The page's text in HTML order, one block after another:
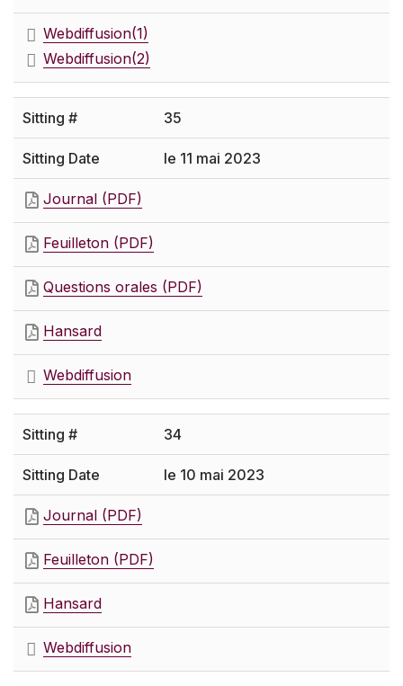
Webdiffusion(1)
Webdiffusion(2)
35
le 11 mai 2023
Journal (PDF)
Feuilleton (PDF)
Questions orales (PDF)
Hansard
Webdiffusion
34
le 10 mai 2023
Journal (PDF)
Feuilleton (PDF)
Hansard
Webdiffusion